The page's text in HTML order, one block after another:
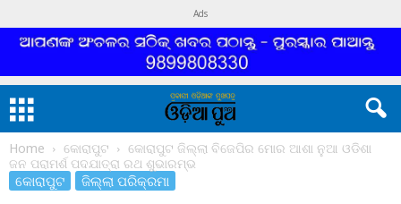
Ads
Home କୋରାପୁଟ
କୋରାପୁଟ ଜିଲ୍ଲା ବିଜେପିର ମୋର ଆଶା ନୁଆ ଓଡିଶା
ଜନ ପରାମର୍ଶ ପଦଯାତ୍ରା ରଥ ଶୁଭାରମ୍ଭ
କୋରାପୁଟ ଜିଲ୍ଲା ପରିକ୍ରମା